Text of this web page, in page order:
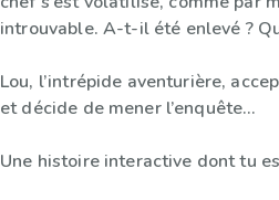
introuvable. A-t-il été enlevé ?
Lou, l’intrépide aventurière,
et décide de mener l’enquête...
Une histoire interactive dont tu